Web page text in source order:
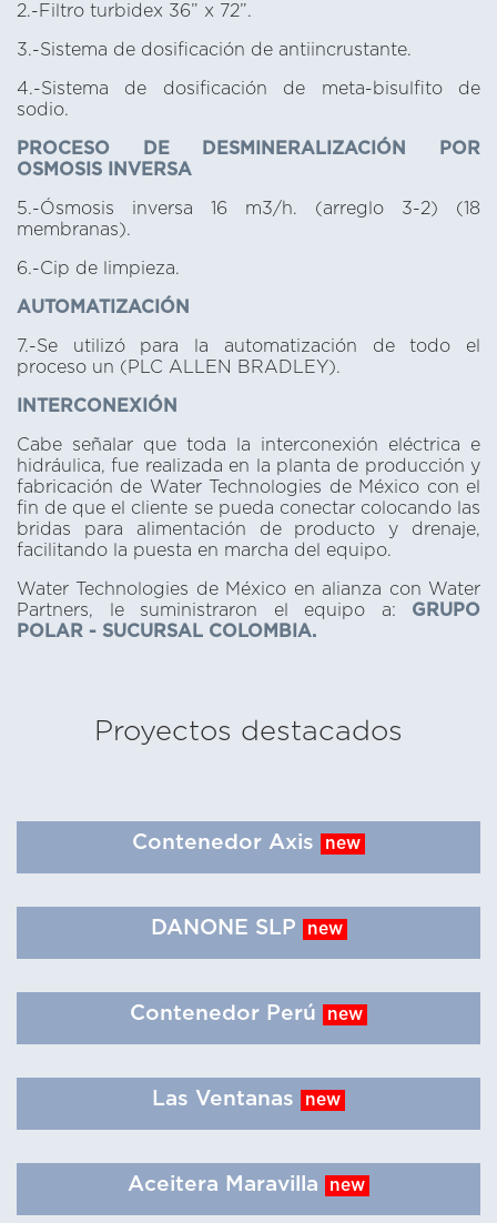
2.-Filtro turbidex 36” x 72”.
3.-Sistema de dosificación de antiincrustante.
4.-Sistema de dosificación de meta-bisulfito de
sodio.
PROCESO DE DESMINERALIZACIÓN POR
OSMOSIS INVERSA
5.-Ósmosis inversa 16 m3/h. (arreglo 3-2) (18
membranas).
6.-Cip de limpieza.
AUTOMATIZACIÓN
7.-Se utilizó para la automatización de todo el
proceso un (PLC ALLEN BRADLEY).
INTERCONEXIÓN
Cabe señalar que toda la interconexión eléctrica e
hidráulica, fue realizada en la planta de producción y
fabricación de Water Technologies de México con el
fin de que el cliente se pueda conectar colocando las
bridas para alimentación de producto y drenaje,
facilitando la puesta en marcha del equipo.
Water Technologies de México en alianza con Water
Partners, le suministraron el equipo a: GRUPO
POLAR - SUCURSAL COLOMBIA.
Proyectos destacados
Contenedor Axis new
DANONE SLP new
Contenedor Perú new
Las Ventanas new
Aceitera Maravilla new